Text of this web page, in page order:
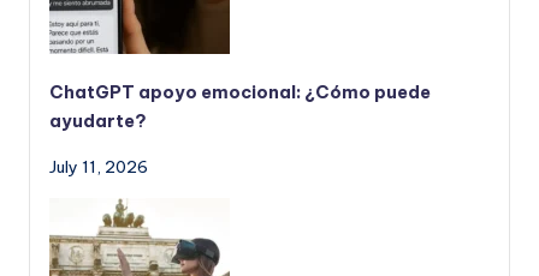
ChatGPT apoyo emocional: ¿Cómo puede
ayudarte?
July 11, 2026